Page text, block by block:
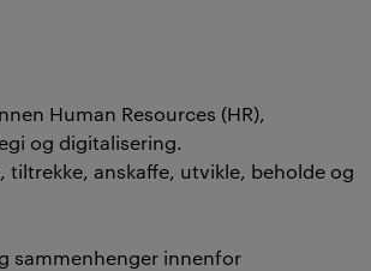
Human Resources (HR),
og digitalisering.
tiltrekke, anskaffe, utvikle, beholde og
sammenhenger innenfor